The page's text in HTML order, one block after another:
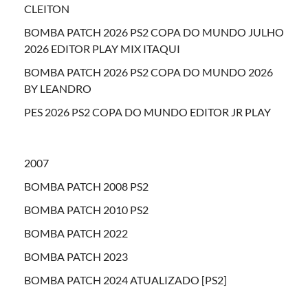
CLEITON
BOMBA PATCH 2026 PS2 COPA DO MUNDO JULHO
2026 EDITOR PLAY MIX ITAQUI
BOMBA PATCH 2026 PS2 COPA DO MUNDO 2026
BY LEANDRO
PES 2026 PS2 COPA DO MUNDO EDITOR JR PLAY
2007
BOMBA PATCH 2008 PS2
BOMBA PATCH 2010 PS2
BOMBA PATCH 2022
BOMBA PATCH 2023
BOMBA PATCH 2024 ATUALIZADO [PS2]